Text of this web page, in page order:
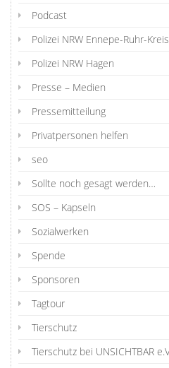
Podcast
Polizei NRW Ennepe-Ruhr-Kreis
Polizei NRW Hagen
Presse – Medien
Pressemitteilung
Privatpersonen helfen
seo
Sollte noch gesagt werden…
SOS – Kapseln
Sozialwerken
Spende
Sponsoren
Tagtour
Tierschutz
Tierschutz bei UNSICHTBAR